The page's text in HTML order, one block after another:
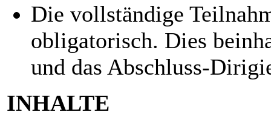
Die vollständige
obligatorisch. Dies
und das Abschluss-
INHALTE